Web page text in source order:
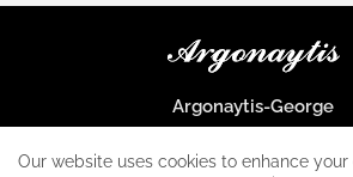
Argonaytis-George
μοναδικός σταθμός για κάθε
Our website uses cookies to enhance